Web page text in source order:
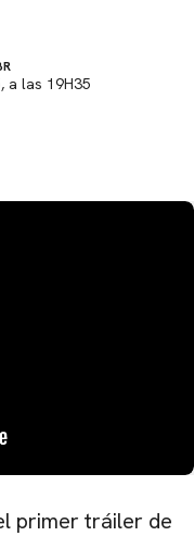
a las 19H35
primer tráiler de